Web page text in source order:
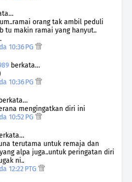
orang tak ambil peduli
tu makin ramai yang hanyut..
10:36 PG
berkata…
10:36 PG
berkata…
mengingatkan diri ini
10:52 PG
terutama untuk remaja dan
alpa juga..untuk peringatan diri
ni..
12:22 PTG